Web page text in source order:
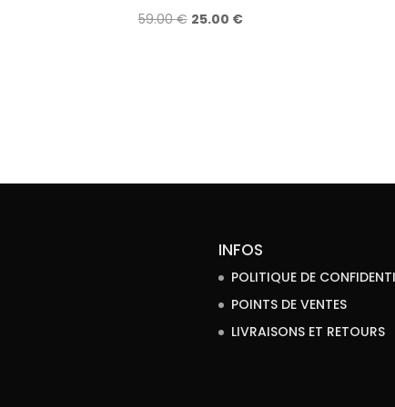
59.00€ Le
25.00 €Le
INFOS
POLITIQUE DE
POINTS DE VENTES
LIVRAISONS ET RETOURS